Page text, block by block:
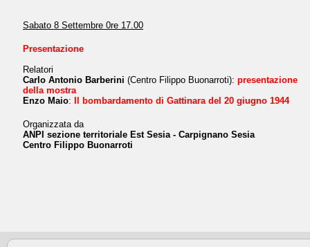
Sabato 8 Settembre 0re 17.00
Presentazione
Relatori
Carlo Antonio Barberini (Centro Filippo Buonarroti): presentazione
della mostra
Enzo Maio: Il bombardamento di Gattinara del 20 giugno 1944
Organizzata da
ANPI sezione territoriale Est Sesia - Carpignano Sesia
Centro Filippo Buonarroti